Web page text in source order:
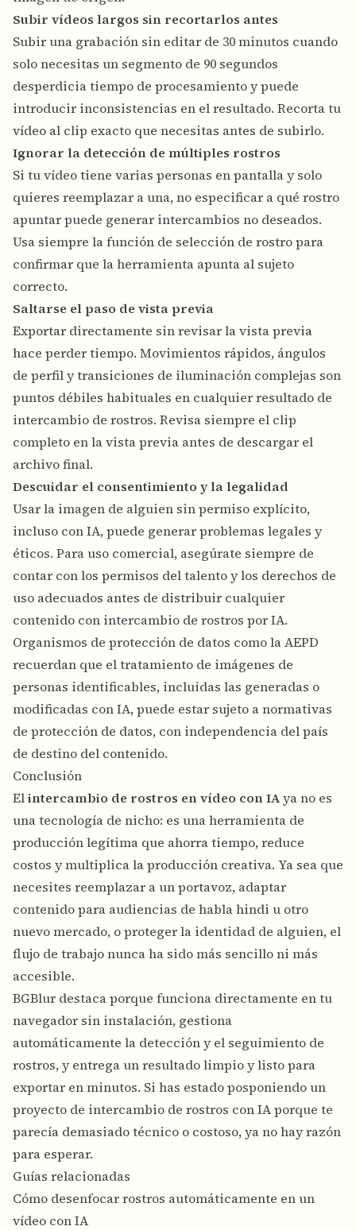
Subir vídeos largos sin recortarlos antes
Subir una grabación sin editar de 30 minutos cuando
solo necesitas un segmento de 90 segundos
desperdicia tiempo de procesamiento y puede
introducir inconsistencias en el resultado. Recorta tu
vídeo al clip exacto que necesitas antes de subirlo.
Ignorar la detección de múltiples rostros
Si tu vídeo tiene varias personas en pantalla y solo
quieres reemplazar a una, no especificar a qué rostro
apuntar puede generar intercambios no deseados.
Usa siempre la función de selección de rostro para
confirmar que la herramienta apunta al sujeto
correcto.
Saltarse el paso de vista previa
Exportar directamente sin revisar la vista previa
hace perder tiempo. Movimientos rápidos, ángulos
de perfil y transiciones de iluminación complejas son
puntos débiles habituales en cualquier resultado de
intercambio de rostros. Revisa siempre el clip
completo en la vista previa antes de descargar el
archivo final.
Descuidar el consentimiento y la legalidad
Usar la imagen de alguien sin permiso explícito,
incluso con IA, puede generar problemas legales y
éticos. Para uso comercial, asegúrate siempre de
contar con los permisos del talento y los derechos de
uso adecuados antes de distribuir cualquier
contenido con intercambio de rostros por IA.
Organismos de protección de datos como laAEPD
recuerdan que el tratamiento de imágenes de
personas identificables, incluidas las generadas o
modificadas con IA, puede estar sujeto a normativas
de protección de datos, con independencia del país
de destino del contenido.
Conclusión
Elintercambio de rostros en vídeo con IAya no es
una tecnología de nicho: es una herramienta de
producción legítima que ahorra tiempo, reduce
costos y multiplica la producción creativa. Ya sea que
necesites reemplazar a un portavoz, adaptar
contenido para audiencias de habla hindi u otro
nuevo mercado, o proteger la identidad de alguien, el
flujo de trabajo nunca ha sido más sencillo ni más
accesible.
BGBlur destaca porque funciona directamente en tu
navegador sin instalación, gestiona
automáticamente la detección y el seguimiento de
rostros, y entrega un resultado limpio y listo para
exportar en minutos. Si has estado posponiendo un
proyecto de intercambio de rostros con IA porque te
parecía demasiado técnico o costoso, ya no hay razón
para esperar.
Guías relacionadas
Cómo desenfocar rostros automáticamente en un
vídeo con IA